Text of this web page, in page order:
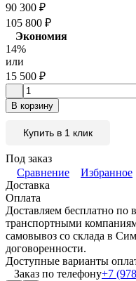
90 300 ₽
105 800 ₽
Экономия
14%
или
15 500 ₽
В корзину
Купить в 1 клик
Под заказ
Сравнение
Избранное
Доставка
Оплата
Доставляем бесплатно
транспортными
самовывоз со склада в
договоренности.
Доступные варианты
Заказ по телефону+7